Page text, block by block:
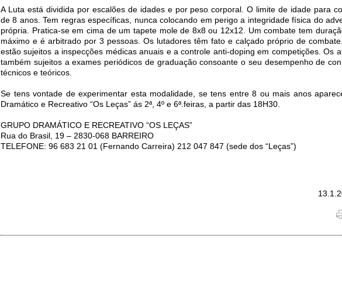
A Luta está dividida por escalões de idades e por peso corporal. O limite de idade para
de 8 anos. Tem regras específicas, nunca colocando em perigo a integridade física do
própria. Pratica-se em cima de um tapete mole de 8x8 ou 12x12. Um combate tem
máximo e é arbitrado por 3 pessoas. Os lutadores têm fato e calçado próprio de
estão sujeitos a inspecções médicas anuais e a controle anti-doping em competições. Os
também sujeitos a exames periódicos de graduação consoante o seu desempenho de
técnicos e teóricos.
Se tens vontade de experimentar esta modalidade, se tens entre 8 ou mais anos
Dramático e Recreativo “Os Leças” ás 2ª, 4º e 6ª.feiras, a partir das 18H30.
GRUPO DRAMÁTICO E RECREATIVO “OS LEÇAS”
Rua do Brasil, 19 – 2830-068 BARREIRO
TELEFONE: 96 683 21 01 (Fernando Carreira) 212 047 847 (sede dos “Leças”)